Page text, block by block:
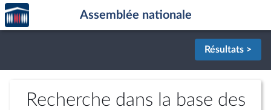
Aller au contenu
Aller en bas de la page
Accèder
à la
page
Assemblée nationale
Résultats >
Recherche dans la base des